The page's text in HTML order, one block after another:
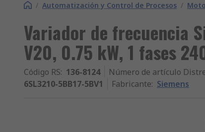
/ Automatización y Control de Procesos /
Variador de frecuencia
V20, 0.75 kW, 1 fases
Código RS: 136-8124 Número de artículo
6SL3210-5BB17-5BV1
Fabricante: Siemens